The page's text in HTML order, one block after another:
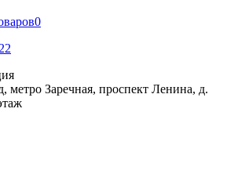
0
, метро Заречная, проспект Ленина, д.